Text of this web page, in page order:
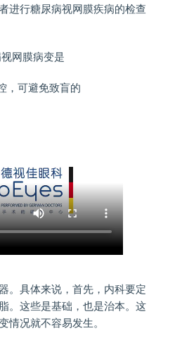
行糖尿病视网膜疾病的检查
网膜病变是
，可避免致盲的
具体来说，首先，内科要定
。这些是基础，也是治本。这
情况就不容易发生。